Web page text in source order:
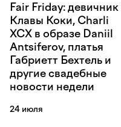
Fair Friday: девичник
Клавы Коки, Charli
XCX в образе Daniil
Antsiferov, платья
Габриетт Бехтель и
другие свадебные
новости недели
24 июля